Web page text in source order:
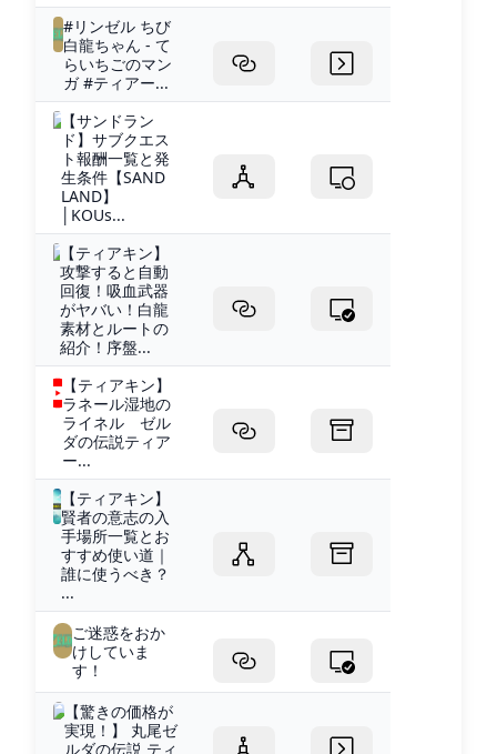
#リンゼル ちび
白龍ちゃん - て
らいちごのマン
ガ #ティアー...
【サンドラン
ド】サブクエス
ト報酬一覧と発
生条件【SAND
LAND】
│KOUs...
【ティアキン】
攻撃すると自動
回復！吸血武器
がヤバい！白龍
素材とルートの
紹介！序盤...
【ティアキン】
ラネール湿地の
ライネル ゼル
ダの伝説ティア
ー...
【ティアキン】
賢者の意志の入
手場所一覧とお
すすめ使い道｜
誰に使うべき？
...
ご迷惑をおか
けしていま
す！
【驚きの価格が
実現！】 丸尾ゼ
ルダの伝説 ティ